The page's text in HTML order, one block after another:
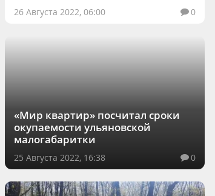
26 Августа 2022, 06:00
0
«Мир квартир» посчитал сроки
окупаемости ульяновской
малогабаритки
25 Августа 2022, 16:38 0